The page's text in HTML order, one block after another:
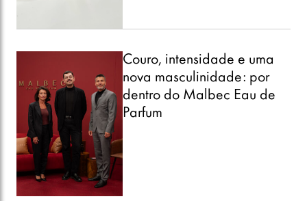
Couro, intensidade e uma
nova masculinidade: por
dentro do Malbec Eau de
Parfum